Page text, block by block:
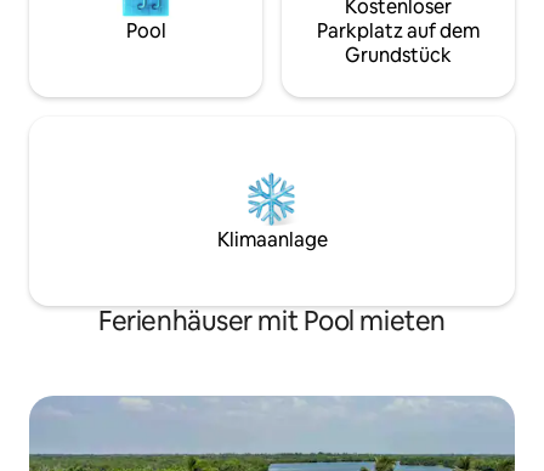
Pool
Kostenloser
Parkplatz auf dem
Grundstück
Klimaanlage
Ferienhäuser mit Pool mieten